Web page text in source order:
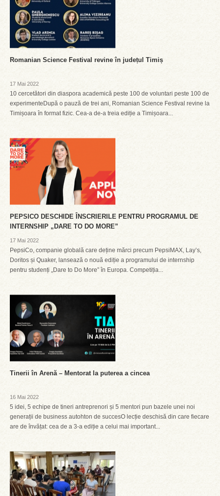
Romanian Science Festival revine în județul Timiș
17 Mai 2022
10 cercetători din diaspora academică peste 100 de voluntari peste 100 de
experimenteDupă o pauză de trei ani, Romanian Science Festival revine la
Timișoara în format fizic. Cea-a de-a treia ediție a Timișoara...
PEPSICO DESCHIDE ÎNSCRIERILE PENTRU PROGRAMUL DE
INTERNSHIP „DARE TO DO MORE”
17 Mai 2022
PepsiCo, companie globală care deține mărci precum PepsiMAX, Lay’s,
Doritos și Quaker, lansează o nouă ediție a programului de internship
pentru studenți „Dare to Do More” în Europa. Competiția...
Tinerii în Arenă – Mentorat la puterea a cincea
16 Mai 2022
5 idei, 5 echipe de tineri antreprenori și 5 mentori pun bazele unei noi
generații de business autohton de succesO lecție deschisă din care fiecare
are de învățat: cea de a 3-a ediție a celui mai important...